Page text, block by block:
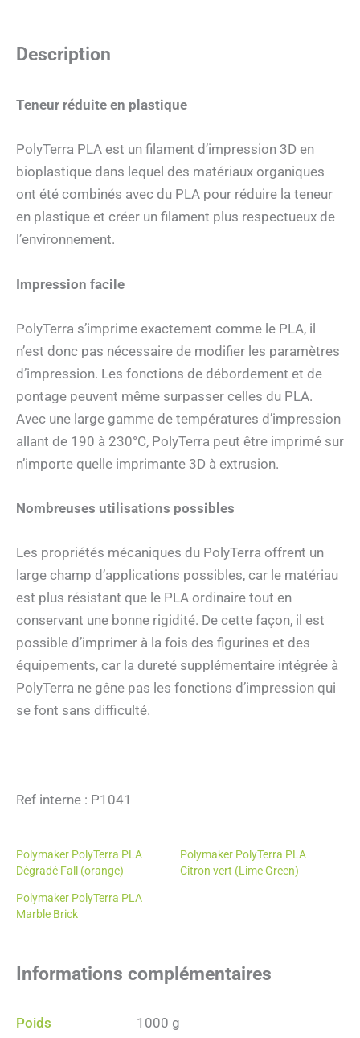
Description
Teneur réduite en plastique
PolyTerra PLA est un filament d’impression 3D en
bioplastique dans lequel des matériaux organiques
ont été combinés avec du PLA pour réduire la teneur
en plastique et créer un filament plus respectueux de
l’environnement.
Impression facile
PolyTerra s’imprime exactement comme le PLA, il
n’est donc pas nécessaire de modifier les paramètres
d’impression. Les fonctions de débordement et de
pontage peuvent même surpasser celles du PLA.
Avec une large gamme de températures d’impression
allant de 190 à 230°C, PolyTerra peut être imprimé sur
n’importe quelle imprimante 3D à extrusion.
Nombreuses utilisations possibles
Les propriétés mécaniques du PolyTerra offrent un
large champ d’applications possibles, car le matériau
est plus résistant que le PLA ordinaire tout en
conservant une bonne rigidité. De cette façon, il est
possible d’imprimer à la fois des figurines et des
équipements, car la dureté supplémentaire intégrée à
PolyTerra ne gêne pas les fonctions d’impression qui
se font sans difficulté.
Ref interne : P1041
Polymaker PolyTerra PLA
Dégradé Fall (orange)
Polymaker PolyTerra PLA
Citron vert (Lime Green)
Polymaker PolyTerra PLA
Marble Brick
Informations complémentaires
Poids 1000 g